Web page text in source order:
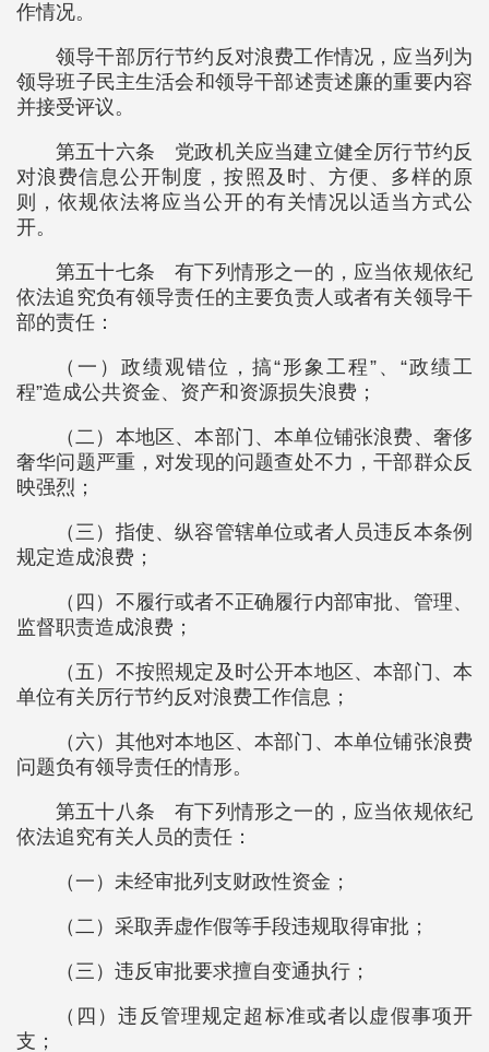
作情况。
领导干部厉行节约反对浪费工作情况，应当列为
领导班子民主生活会和领导干部述责述廉的重要内容
并接受评议。
第五十六条 党政机关应当建立健全厉行节约反
对浪费信息公开制度，按照及时、方便、多样的原
则，依规依法将应当公开的有关情况以适当方式公
开。
第五十七条 有下列情形之一的，应当依规依纪
依法追究负有领导责任的主要负责人或者有关领导干
部的责任：
（一）政绩观错位，搞“形象工程”、“政绩工
程”造成公共资金、资产和资源损失浪费；
（二）本地区、本部门、本单位铺张浪费、奢侈
奢华问题严重，对发现的问题查处不力，干部群众反
映强烈；
（三）指使、纵容管辖单位或者人员违反本条例
规定造成浪费；
（四）不履行或者不正确履行内部审批、管理、
监督职责造成浪费；
（五）不按照规定及时公开本地区、本部门、本
单位有关厉行节约反对浪费工作信息；
（六）其他对本地区、本部门、本单位铺张浪费
问题负有领导责任的情形。
第五十八条 有下列情形之一的，应当依规依纪
依法追究有关人员的责任：
（一）未经审批列支财政性资金；
（二）采取弄虚作假等手段违规取得审批；
（三）违反审批要求擅自变通执行；
（四）违反管理规定超标准或者以虚假事项开
支；